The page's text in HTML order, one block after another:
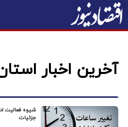
آخرین اخبار
شیوه فعالیت
جزئیات